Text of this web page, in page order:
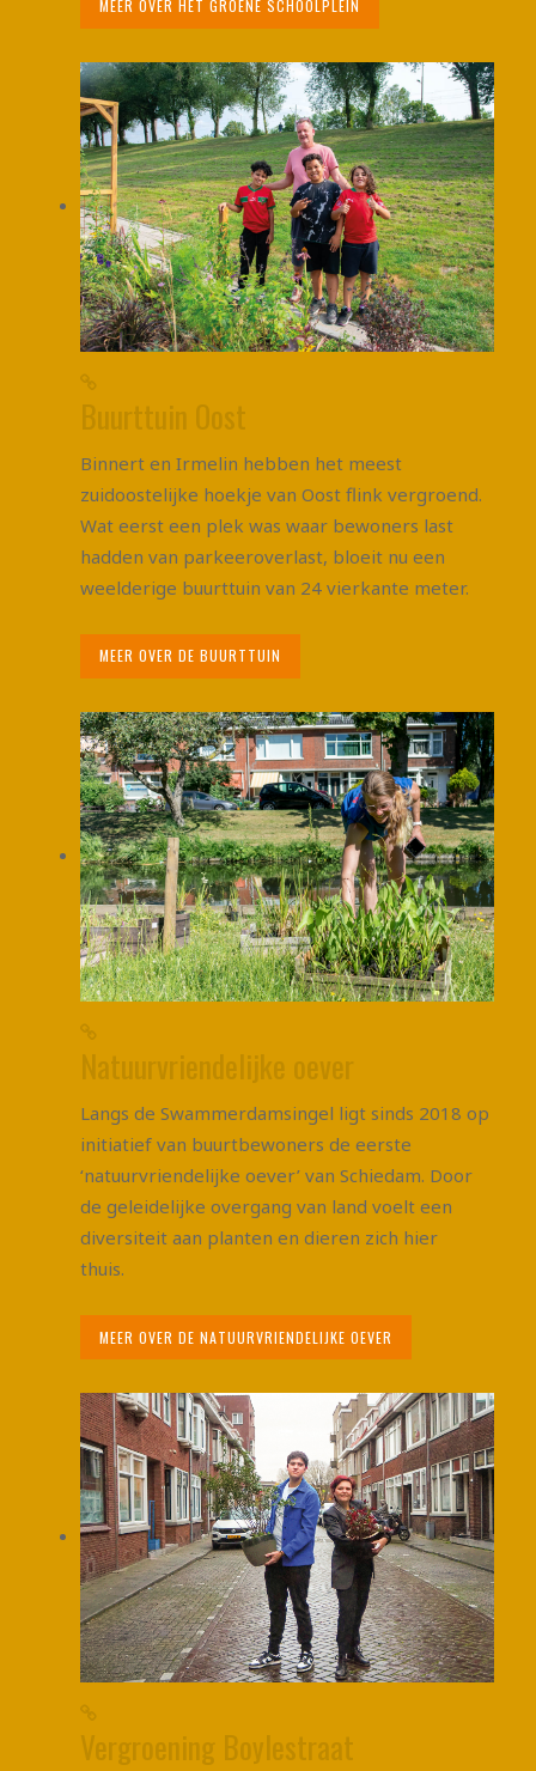
MEER OVER HET GROENE SCHOOLPLEIN
Buurttuin Oost
Binnert en Irmelin hebben het meest
zuidoostelijke hoekje van Oost flink vergroend.
Wat eerst een plek was waar bewoners last
hadden van parkeeroverlast, bloeit nu een
weelderige buurttuin van 24 vierkante meter.
MEER OVER DE BUURTTUIN
Natuurvriendelijke oever
Langs de Swammerdamsingel ligt sinds 2018 op
initiatief van buurtbewoners de eerste
‘natuurvriendelijke oever’ van Schiedam. Door
de geleidelijke overgang van land voelt een
diversiteit aan planten en dieren zich hier
thuis.
MEER OVER DE NATUURVRIENDELIJKE OEVER
Vergroening Boylestraat